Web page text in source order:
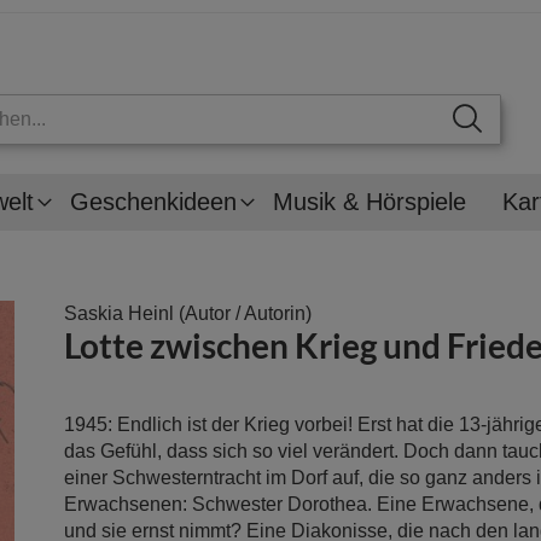
Geschenkideen Musik & Hörspiele
Saskia Heinl (Autor / Autorin)
Lotte zwischen Krieg und
1945: Endlich ist der Krieg vorbei! Erst hat die 13-
das Gefühl, dass sich so viel verändert. Doch dann
einer Schwesterntracht im Dorf auf, die so ganz anders
Erwachsenen: Schwester Dorothea. Eine
und sie ernst nimmt? Eine Diakonisse, die nach den